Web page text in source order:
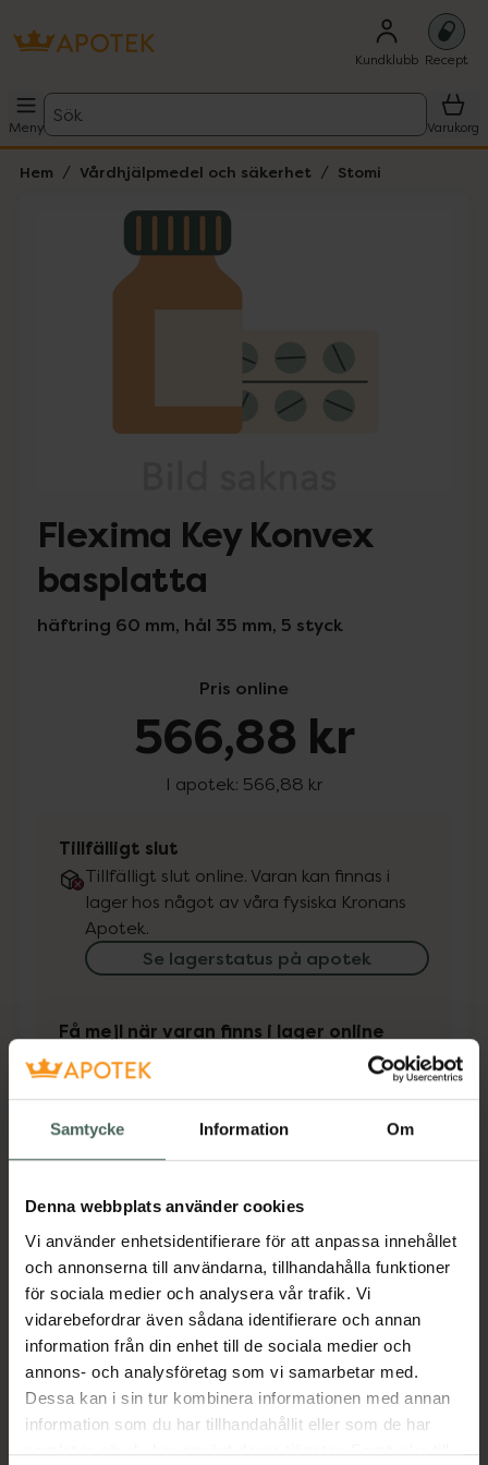
Samtycke Information Om
Denna webbplats använder cookies
Vi använder enhetsidentifierare för att anpassa innehållet
och annonserna till användarna, tillhandahålla funktioner
för sociala medier och analysera vår trafik. Vi
vidarebefordrar även sådana identifierare och annan
information från din enhet till de sociala medier och
annons- och analysföretag som vi samarbetar med.
Dessa kan i sin tur kombinera informationen med annan
information som du har tillhandahållit eller som de har
samlat in när du har använt deras tjänster. Samtycke till
Kundklubb Recept
Meny
Sök
Varukorg
Hem Vårdhjälpmedel och säkerhet Stomi
Lista: . Innehåller 1 objekt.
Flexima Key Konvex
basplatta
häftring 60 mm, hål 35 mm, 5 styck
Pris online
566,88 kr
I apotek: 566,88 kr
Tillfälligt slut
Tillfälligt slut online. Varan kan finnas i
lager hos något av våra fysiska Kronans
Apotek.
Se lagerstatus på apotek
Få mejl när varan finns i lager online
Din e-postadress
Jag accepterar villkoren
Aktuella erbjudanden
Beskrivning Dölj
Jämförpris 113,38 kr/st
EAN:07321532202766
Kategorier: